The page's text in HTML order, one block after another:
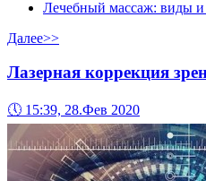
Лечебный массаж: виды и
Далее>>
Лазерная коррекция
🕔 15:39, 28.Фев 2020